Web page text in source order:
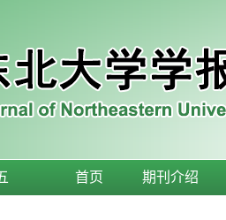
首页 期刊介绍